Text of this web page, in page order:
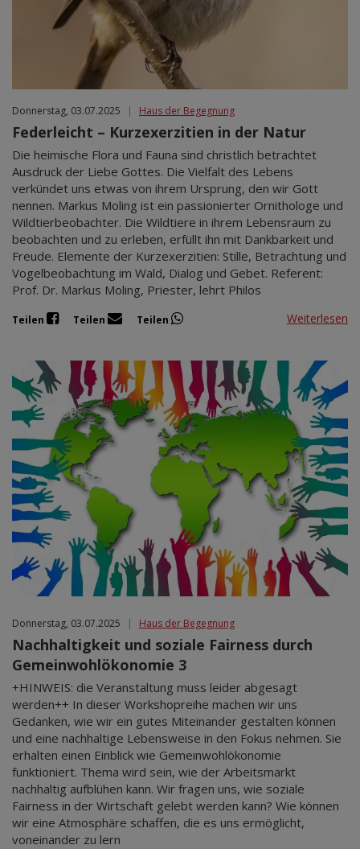
Donnerstag, 03.07.2025 | Haus der Begegnung
Federleicht – Kurzexerzitien in der Natur
Die heimische Flora und Fauna sind christlich betrachtet
Ausdruck der Liebe Gottes. Die Vielfalt des Lebens
verkündet uns etwas von ihrem Ursprung, den wir Gott
nennen. Markus Moling ist ein passionierter Ornithologe und
Wildtierbeobachter. Die Wildtiere in ihrem Lebensraum zu
beobachten und zu erleben, erfüllt ihn mit Dankbarkeit und
Freude. Elemente der Kurzexerzitien: Stille, Betrachtung und
Vogelbeobachtung im Wald, Dialog und Gebet. Referent:
Prof. Dr. Markus Moling, Priester, lehrt Philos
Teilen Teilen Teilen Weiterlesen
Donnerstag, 03.07.2025 | Haus der Begegnung
Nachhaltigkeit und soziale Fairness durch
Gemeinwohlökonomie 3
+HINWEIS: die Veranstaltung muss leider abgesagt
werden++ In dieser Workshopreihe machen wir uns
Gedanken, wie wir ein gutes Miteinander gestalten können
und eine nachhaltige Lebensweise in den Fokus nehmen. Sie
erhalten einen Einblick wie Gemeinwohlökonomie
funktioniert. Thema wird sein, wie der Arbeitsmarkt
nachhaltig aufblühen kann. Wir fragen uns, wie soziale
Fairness in der Wirtschaft gelebt werden kann? Wie können
wir eine Atmosphäre schaffen, die es uns ermöglicht,
voneinander zu lern